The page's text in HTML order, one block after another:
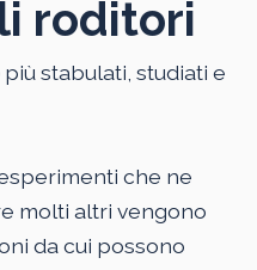
roditori
più stabulati, studiati e
che ne
molti altri vengono
da cui possono